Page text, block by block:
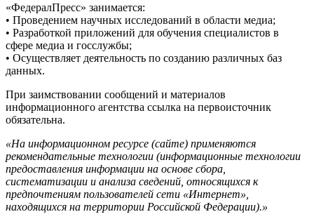
«ФедералПресс» занимается:
• Проведением научных исследований в области медиа;
• Разработкой приложений для обучения специалистов в
сфере медиа и госслужбы;
• Осуществляет деятельность по созданию различных баз
данных.
При заимствовании сообщений и материалов
информационного агентства ссылка на первоисточник
обязательна.
«На информационном ресурсе (сайте) применяются
рекомендательные технологии (информационные технологии
предоставления информации на основе сбора,
систематизации и анализа сведений, относящихся к
предпочтениям пользователей сети «Интернет»,
находящихся на территории Российской Федерации).»